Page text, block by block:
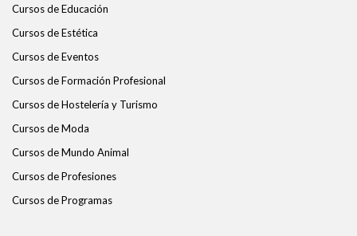
Cursos de Educación
Cursos de Estética
Cursos de Eventos
Cursos de Formación Profesional
Cursos de Hostelería y Turismo
Cursos de Moda
Cursos de Mundo Animal
Cursos de Profesiones
Cursos de Programas